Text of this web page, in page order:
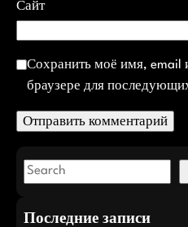
Сайт
Сохранить моё имя, email
браузере для
S
a
Последние записи